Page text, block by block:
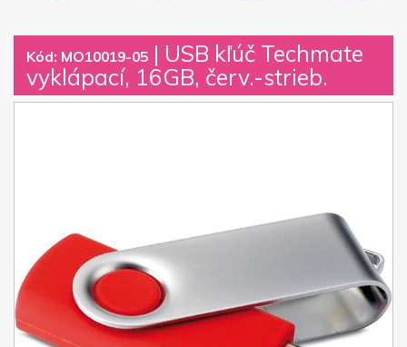
Kód: MO10019-05 | USB kľúč Techmate
vyklápací, 16GB, červ.-strieb.